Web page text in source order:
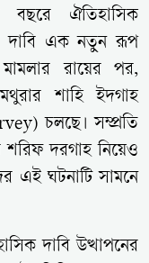
বছরে ঐতিহাসিক
দাবি এক নতুন রূপ
রায়ের পর,
শাহি ইদগাহ
চলছে। সম্প্রতি
দরগাহ নিয়েও
এই ঘটনাটি সামনে
দাবি উত্থাপনের